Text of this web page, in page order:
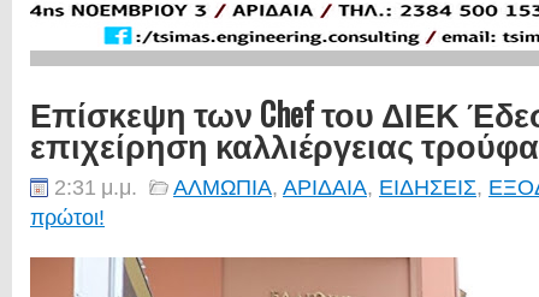
Επίσκεψη των Chef του ΔΙΕΚ
επιχείρηση καλλιέργειας
2:31 μ.μ. ΑΛΜΩΠΙΑ, ΑΡΙΔΑΙΑ, ΕΙΔΗΣΕΙΣ,
πρώτοι!